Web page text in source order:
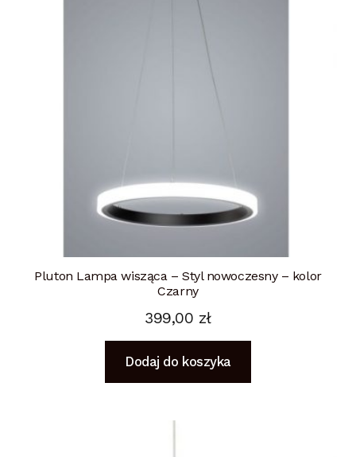
Pluton Lampa wisząca – Styl nowoczesny – kolor
Czarny
399,00 zł
Dodaj do koszyka